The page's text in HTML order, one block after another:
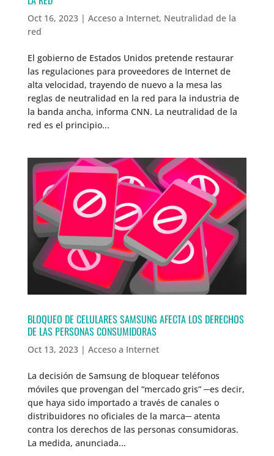
Oct 16, 2023| Acceso a Internet, Neutralidad de la
red
El gobierno de Estados Unidos pretende restaurar
las regulaciones para proveedores de Internet de
alta velocidad, trayendo de nuevo a la mesa las
reglas de neutralidad en la red para la industria de
la banda ancha, informa CNN. La neutralidad de la
red es el principio...
BLOQUEO DE CELULARES SAMSUNG AFECTA LOS DERECHOS
DE LAS PERSONAS CONSUMIDORAS
Oct 13, 2023| Acceso a Internet
La decisión de Samsung de bloquear teléfonos
móviles que provengan del “mercado gris” ─es decir,
que haya sido importado a través de canales o
distribuidores no oficiales de la marca─ atenta
contra los derechos de las personas consumidoras.
La medida, anunciada...